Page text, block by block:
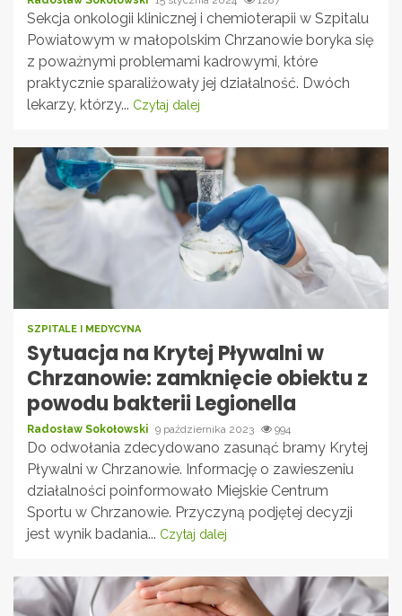
Sekcja onkologii klinicznej i chemioterapii w Szpitalu
Powiatowym w małopolskim Chrzanowie boryka się
z poważnymi problemami kadrowymi, które
praktycznie sparaliżowały jej działalność. Dwóch
lekarzy, którzy... Czytaj dalej
SZPITALE I MEDYCYNA
Sytuacja na Krytej Pływalni w
Chrzanowie: zamknięcie obiektu z
powodu bakterii Legionella
Radosław Sokołowski 9 października 2023 994
Do odwołania zdecydowano zasunąć bramy Krytej
Pływalni w Chrzanowie. Informację o zawieszeniu
działalności poinformowało Miejskie Centrum
Sportu w Chrzanowie. Przyczyną podjętej decyzji
jest wynik badania... Czytaj dalej